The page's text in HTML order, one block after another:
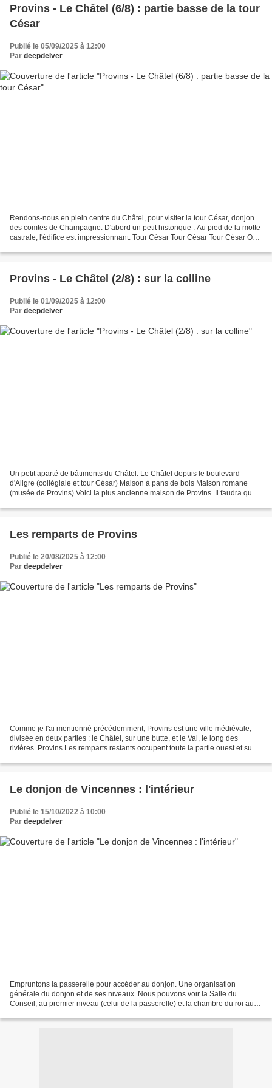
Provins - Le Châtel (6/8) : partie basse de la tour
César
Publié le 05/09/2025 à 12:00
Par deepdelver
Rendons-nous en plein centre du Châtel, pour visiter la tour César, donjon
des comtes de Champagne. D'abord un petit historique : Au pied de la motte
castrale, l'édifice est impressionnant. Tour César Tour César Tour César On
Provins - Le Châtel (2/8) : sur la colline
Publié le 01/09/2025 à 12:00
Par deepdelver
Un petit aparté de bâtiments du Châtel. Le Châtel depuis le boulevard
d'Aligre (collégiale et tour César) Maison à pans de bois Maison romane
(musée de Provins) Voici la plus ancienne maison de Provins. Il faudra que
Les remparts de Provins
Publié le 20/08/2025 à 12:00
Par deepdelver
Comme je l'ai mentionné précédemment, Provins est une ville médiévale,
divisée en deux parties : le Châtel, sur une butte, et le Val, le long des
rivières. Provins Les remparts restants occupent toute la partie ouest et sud
Le donjon de Vincennes : l'intérieur
Publié le 15/10/2022 à 10:00
Par deepdelver
Empruntons la passerelle pour accéder au donjon. Une organisation
générale du donjon et de ses niveaux. Nous pouvons voir la Salle du
Conseil, au premier niveau (celui de la passerelle) et la chambre du roi au